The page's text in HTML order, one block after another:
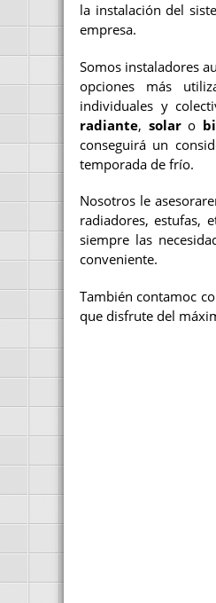
la instalación del
empresa.
Somos instaladores
opciones más
individuales y
radiante, solaro
conseguirá un
temporada de frío.
Nosotros le
radiadores, estufas,
siempre las
conveniente.
También contamoc
que disfrute del